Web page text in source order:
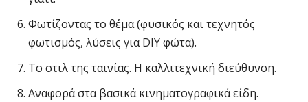
Φωτίζοντας το θέμα (φυσικός και τεχνητός
φωτισμός, λύσεις για DIY φώτα).
Το στιλ της ταινίας. Η καλλιτεχνική διεύθυνση.
Αναφορά στα βασικά κινηματογραφικά είδη.